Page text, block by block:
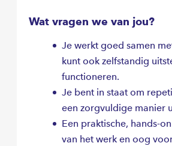
ze worden verzonden naar de
Wat vragen we van jou?
Je werkt goed samen
kunt ook zelfstandig
functioneren.
Je bent in staat om
een zorgvuldige manier
Een praktische, hands-
van het werk en oog